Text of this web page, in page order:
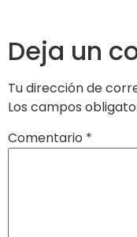
Deja un
Tu dirección de
Los campos
Comentario *